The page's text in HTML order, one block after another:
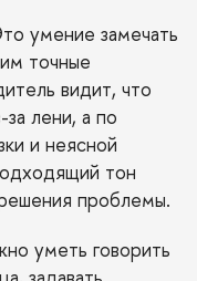
умение замечать
точные
видит, что
лени, а по
и неясной
тон
проблемы.
уметь говорить